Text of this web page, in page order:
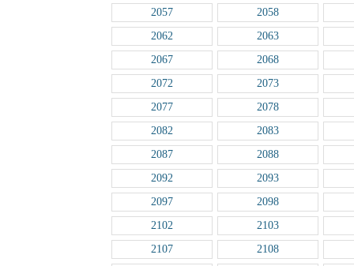
2057
2058
2062
2063
2067
2068
2072
2073
2077
2078
2082
2083
2087
2088
2092
2093
2097
2098
2102
2103
2107
2108